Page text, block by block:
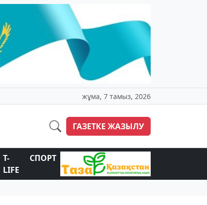
жұма, 7 тамыз, 2026
ГАЗЕТКЕ ЖАЗЫЛУ
T-
LIFE
СПОРТ